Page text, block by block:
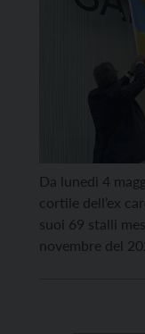
Da lunedì 4
cortile dell’ex
suoi 69 stalli
novembre del